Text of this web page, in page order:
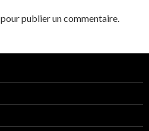
pour publier un commentaire.